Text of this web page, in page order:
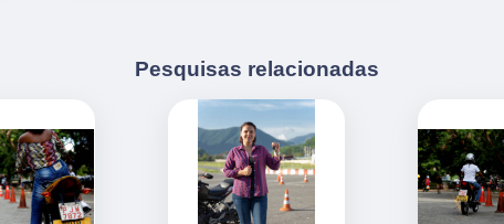
Pesquisas relacionadas